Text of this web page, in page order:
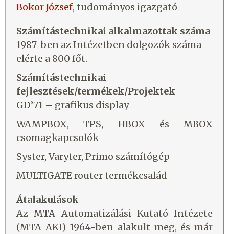
Bokor József, tudományos igazgató
Számítástechnikai alkalmazottak száma
1987-ben az Intézetben dolgozók száma
elérte a 800 főt.
Számítástechnikai
fejlesztések/termékek/Projektek
GD’71 – grafikus display
WAMPBOX, TPS, HBOX és MBOX
csomagkapcsolók
Syster, Varyter, Primo számítógép
MULTIGATE router termékcsalád
Átalakulások
Az MTA Automatizálási Kutató Intézete
(MTA AKI) 1964-ben alakult meg, és már